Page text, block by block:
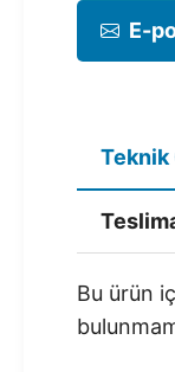
E-
Teknik
Bu ürün